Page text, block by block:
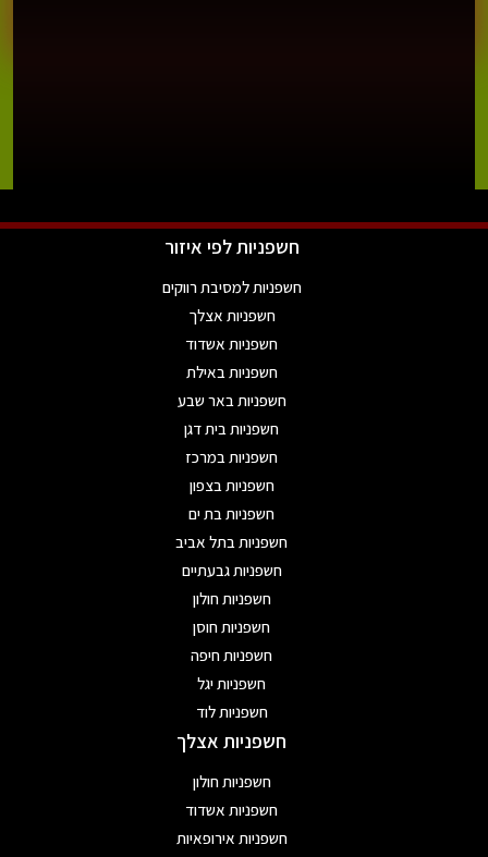
חשפניות לפי איזור
חשפניות למסיבת רווקים
חשפניות אצלך
חשפניות אשדוד
חשפניות באילת
חשפניות באר שבע
חשפניות בית דגן
חשפניות במרכז
חשפניות בצפון
חשפניות בת ים
חשפניות בתל אביב
חשפניות גבעתיים
חשפניות חולון
חשפניות חוסן
חשפניות חיפה
חשפניות יגל
חשפניות לוד
חשפניות אצלך
חשפניות חולון
חשפניות אשדוד
חשפניות אירופאיות